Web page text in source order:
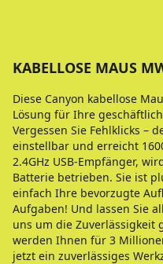
KABELLOSE MAUS
Diese Canyon kabellose
Lösung für Ihre
Vergessen Sie Fehlklicks –
einstellbar und erreicht
2.4GHz USB-Empfänger,
Batterie betrieben. Sie ist
einfach Ihre bevorzugte
Aufgaben! Und lassen Sie
uns um die Zuverlässigkeit
werden Ihnen für 3
jetzt ein zuverlässiges